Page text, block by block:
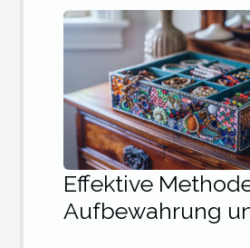
Effektive
Aufbewahrung